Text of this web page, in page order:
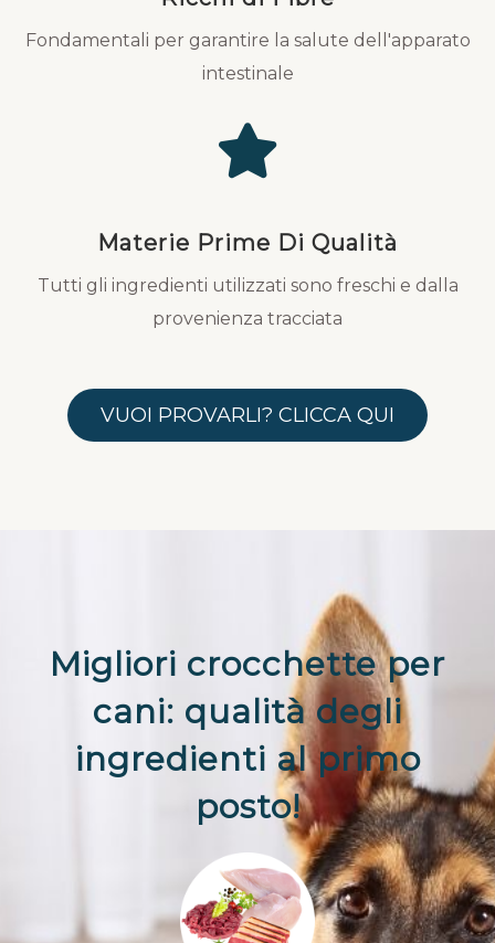
Fondamentali per garantire la salute dell'apparato
intestinale
Materie Prime Di Qualità
Tutti gli ingredienti utilizzati sono freschi e dalla
provenienza tracciata
VUOI PROVARLI? CLICCA QUI
Migliori crocchette per
cani: qualità degli
ingredienti al primo
posto!